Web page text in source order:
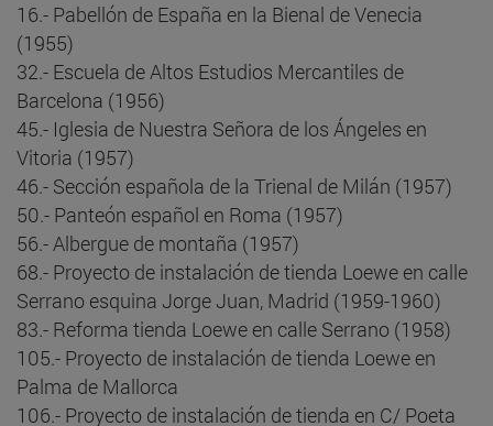
16.- Pabellón de España en la Bienal de Venecia
(1955)
32.- Escuela de Altos Estudios Mercantiles de
Barcelona (1956)
45.- Iglesia de Nuestra Señora de los Ángeles en
Vitoria (1957)
46.- Sección española de la Trienal de Milán (1957)
50.- Panteón español en Roma (1957)
56.- Albergue de montaña (1957)
68.- Proyecto de instalación de tienda Loewe en calle
Serrano esquina Jorge Juan, Madrid (1959-1960)
83.- Reforma tienda Loewe en calle Serrano (1958)
105.- Proyecto de instalación de tienda Loewe en
Palma de Mallorca
106.- Proyecto de instalación de tienda en C/ Poeta